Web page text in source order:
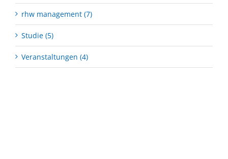
rhw management (7)
Studie (5)
Veranstaltungen (4)